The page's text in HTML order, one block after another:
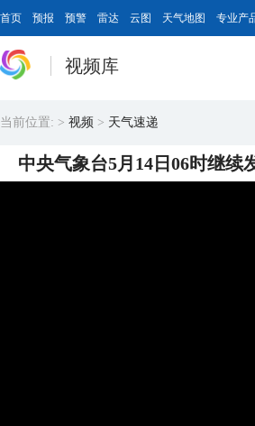
首页 预报 预警 雷达 云图 天气地图 专业产
视频库
当前位置: > 视频 > 天气速递
中央气象台5月14日06时继续